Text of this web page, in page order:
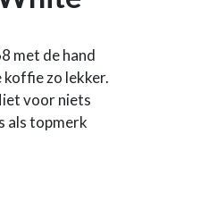
met de hand
zo lekker.
voor niets
als topmerk